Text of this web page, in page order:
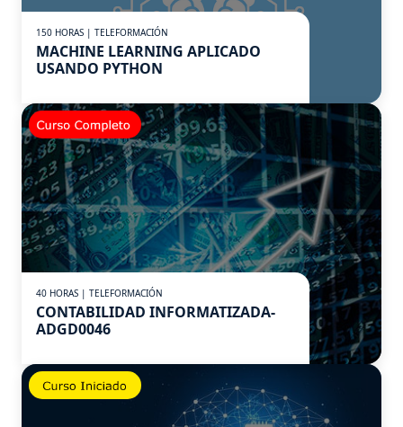
150 HORAS | TELEFORMACIÓN
MACHINE LEARNING APLICADO
USANDO PYTHON
40 HORAS | TELEFORMACIÓN
CONTABILIDAD INFORMATIZADA-
ADGD0046